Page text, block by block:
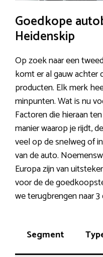
Goedkope
Heidenskip
Op zoek naar een
komt er al gauw
producten. Elk merk
minpunten. Wat is nu
Factoren die hieraan
manier waarop je rijdt,
veel op de snelweg of
van de auto.
Europa zijn van
voor de de
we terugbrengen naar
Segment